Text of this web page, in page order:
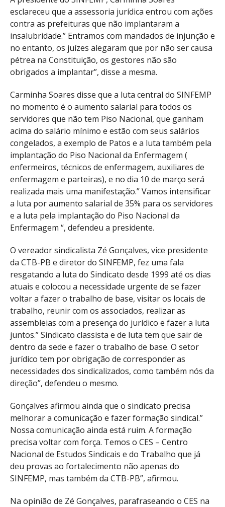
esclareceu que a assessoria jurídica entrou com ações
contra as prefeituras que não implantaram a
insalubridade.” Entramos com mandados de injunção e
no entanto, os juízes alegaram que por não ser causa
pétrea na Constituição, os gestores não são
obrigados a implantar”, disse a mesma.
Carminha Soares disse que a luta central do SINFEMP
no momento é o aumento salarial para todos os
servidores que não tem Piso Nacional, que ganham
acima do salário mínimo e estão com seus salários
congelados, a exemplo de Patos e a luta também pela
implantação do Piso Nacional da Enfermagem (
enfermeiros, técnicos de enfermagem, auxiliares de
enfermagem e parteiras), e no dia 10 de março será
realizada mais uma manifestação.” Vamos intensificar
a luta por aumento salarial de 35% para os servidores
e a luta pela implantação do Piso Nacional da
Enfermagem “, defendeu a presidente.
O vereador sindicalista Zé Gonçalves, vice presidente
da CTB-PB e diretor do SINFEMP, fez uma fala
resgatando a luta do Sindicato desde 1999 até os dias
atuais e colocou a necessidade urgente de se fazer
voltar a fazer o trabalho de base, visitar os locais de
trabalho, reunir com os associados, realizar as
assembleias com a presença do jurídico e fazer a luta
juntos.” Sindicato classista e de luta tem que sair de
dentro da sede e fazer o trabalho de base. O setor
jurídico tem por obrigação de corresponder as
necessidades dos sindicalizados, como também nós da
direção”, defendeu o mesmo.
Gonçalves afirmou ainda que o sindicato precisa
melhorar a comunicação e fazer formação sindical.”
Nossa comunicação ainda está ruim. A formação
precisa voltar com força. Temos o CES – Centro
Nacional de Estudos Sindicais e do Trabalho que já
deu provas ao fortalecimento não apenas do
SINFEMP, mas também da CTB-PB”, afirmou.
Na opinião de Zé Gonçalves, parafraseando o CES na